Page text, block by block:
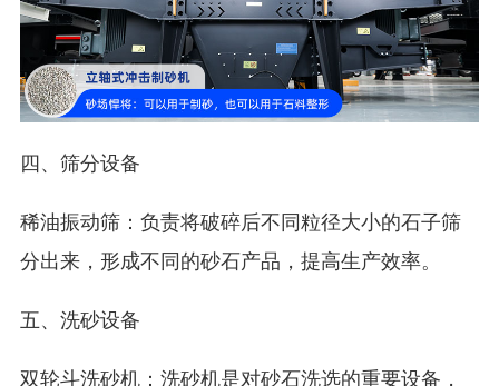
四、筛分设备
稀油振动筛：负责将破碎后不同粒径大小的石子筛
分出来，形成不同的砂石产品，提高生产效率。
五、洗砂设备
双轮斗洗砂机：洗砂机是对砂石洗选的重要设备，